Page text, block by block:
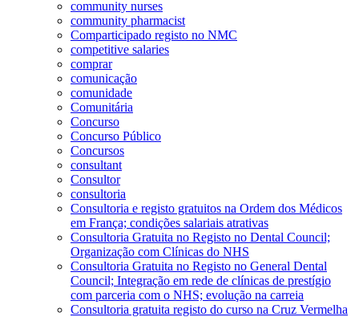
community nurses
community pharmacist
Comparticipado registo no NMC
competitive salaries
comprar
comunicação
comunidade
Comunitária
Concurso
Concurso Público
Concursos
consultant
Consultor
consultoria
Consultoria e registo gratuitos na Ordem dos Médicos
em França; condições salariais atrativas
Consultoria Gratuita no Registo no Dental Council;
Organização com Clínicas do NHS
Consultoria Gratuita no Registo no General Dental
Council; Integração em rede de clínicas de prestígio
com parceria com o NHS; evolução na carreia
Consultoria gratuita registo do curso na Cruz Vermelha